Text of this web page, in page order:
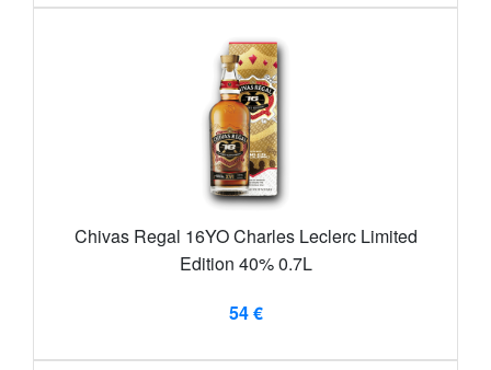
Chivas Regal 16YO Charles Leclerc Limited
Edition 40% 0.7L
54 €